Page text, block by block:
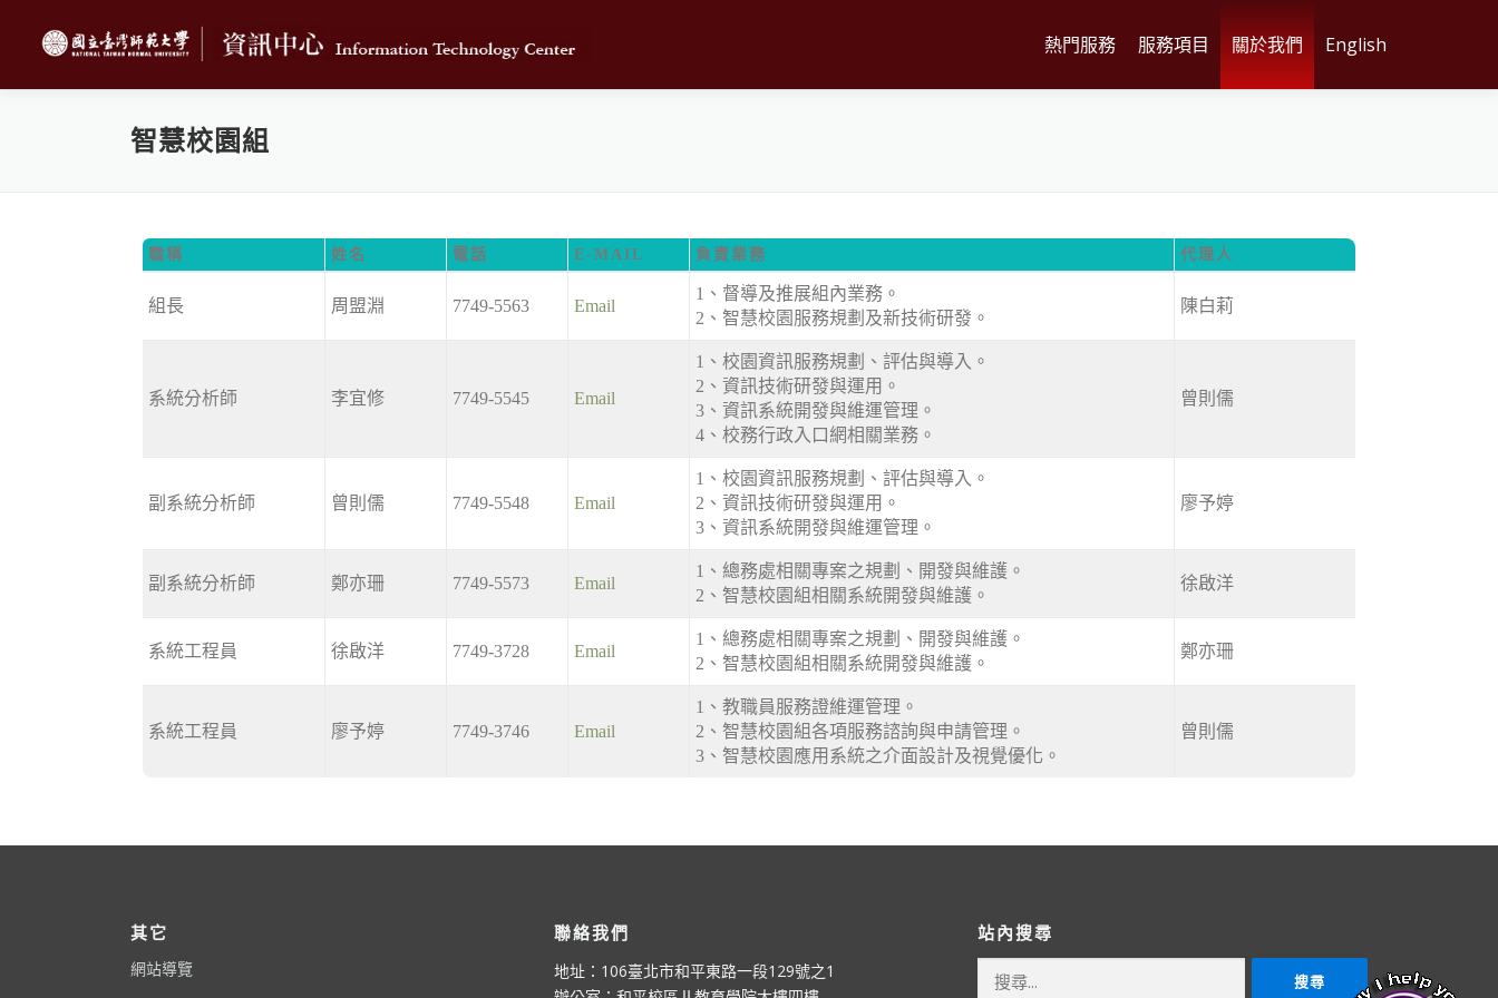
要
熱門服務 服務項目 關於我們 English
智慧校園組
職稱 姓名 電話 E-MAIL 負責業務 代理人
組長 周盟淵 7749-5563 Email
1、督導及推展組內業務。
2、智慧校園服務規劃及新技術研發。
陳白莉
系統分析師 李宜修 7749-5545 Email
1、校園資訊服務規劃、評估與導入。
2、資訊技術研發與運用。
3、資訊系統開發與維運管理。
4、校務行政入口網相關業務。
曾則儒
副系統分析師 曾則儒 7749-5548 Email
1、校園資訊服務規劃、評估與導入。
2、資訊技術研發與運用。
3、資訊系統開發與維運管理。
廖予婷
副系統分析師 鄭亦珊 7749-5573 Email
1、總務處相關專案之規劃、開發與維護。
2、智慧校園組相關系統開發與維護。
徐啟洋
系統工程員 徐啟洋 7749-3728 Email
1、總務處相關專案之規劃、開發與維護。
2、智慧校園組相關系統開發與維護。
鄭亦珊
系統工程員 廖予婷 7749-3746 Email
1、教職員服務證維運管理。
2、智慧校園組各項服務諮詢與申請管理。
3、智慧校園應用系統之介面設計及視覺優化。
曾則儒
其它
網站導覽
聯絡我們
地址：106臺北市和平東路一段129號之1
站內搜尋